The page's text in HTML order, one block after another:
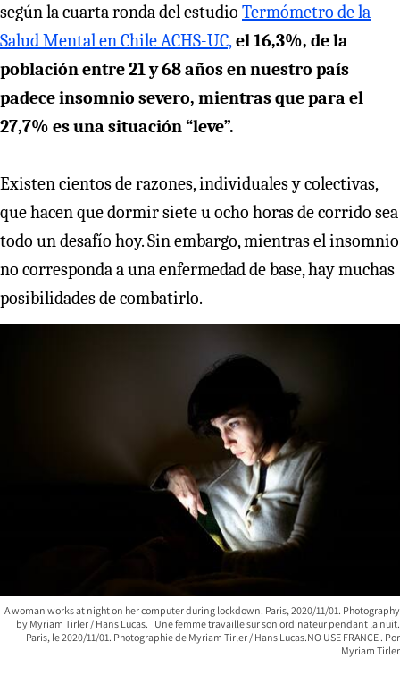
según la cuarta ronda del estudio Termómetro de la
Salud Mental en Chile ACHS-UC,el 16,3%, de la
población entre 21 y 68 años en nuestro país
padece insomnio severo, mientras que para el
27,7% es una situación “leve”.
Existen cientos de razones, individuales y colectivas,
que hacen que dormir siete u ocho horas de corrido sea
todo un desafío hoy. Sin embargo, mientras el insomnio
no corresponda a una enfermedad de base, hay muchas
posibilidades de combatirlo.
A woman works at night on her computer during lockdown. Paris, 2020/11/01. Photography
by Myriam Tirler / Hans Lucas. Une femme travaille sur son ordinateur pendant la nuit.
Paris, le 2020/11/01. Photographie de Myriam Tirler / Hans Lucas.NO USE FRANCE
Myriam Tirler